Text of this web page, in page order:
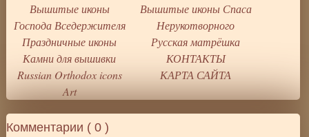
Комментарии (0 )
Вышитые иконы
Господа Вседержителя
Вышитые иконы Спаса
Нерукотворного
Праздничные иконы
Русская матрёшка
Камни для вышивки
КОНТАКТЫ
Russian Orthodox icons
Art
КАРТА САЙТА